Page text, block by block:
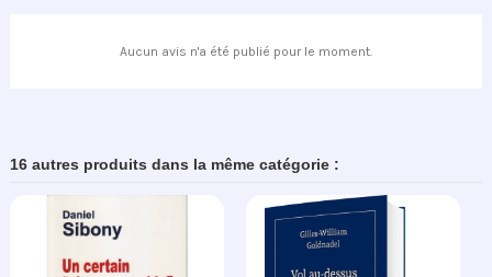
Aucun avis n'a été publié pour le moment.
16 autres produits dans la même catégorie :